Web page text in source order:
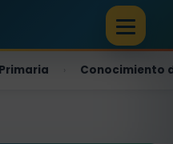
Conocimiento